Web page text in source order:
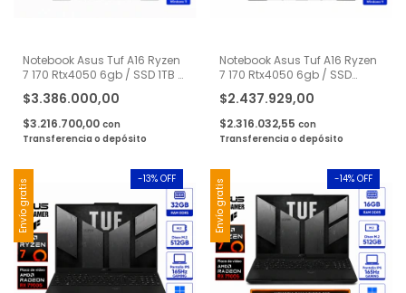
Notebook Asus Tuf A16 Ryzen
7 170 Rtx4050 6gb / SSD 1TB /
$3.386.000,00
$3.216.700,00 con
Transferencia o depósito
Notebook Asus Tuf A16 Ryzen
7 170 Rtx4050 6gb / SSD
- Negro
$2.437.929,00
$2.316.032,55 con
Transferencia o depósito
Envío gratis -13% OFF Envío gratis -14% OFF